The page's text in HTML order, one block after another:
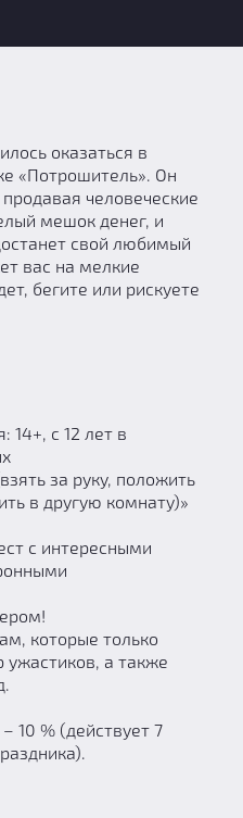
оказаться в
«Потрошитель». Он
человеческие
мешок денег, и
свой любимый
вас на мелкие
бегите или рискуете
14+, с 12 лет в
за руку, положить
в другую комнату)»
с интересными
которые только
а также
10 % (действует 7